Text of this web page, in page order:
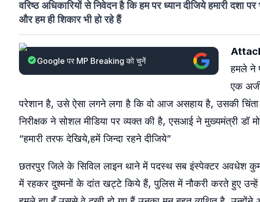
वरिष्ठ अधिकारियों से निवेदन है कि हम पर ध्यान दीजिये हमारी
और हम ही शिकार भी हो रहे हैं
Google पर MP Breaking को चुनें
हमले ने
एक
परेशान है, उसे ऐसा लगने लगा है कि वो आज असहाय है, उसकी
निरीक्षक ने सोशल मीडिया पर व्यक्त की है, एसआई ने मुख्यमंत्री
“हमारी तरफ देखिये,हमें जिन्दा रहने दीजिये”
छतरपुर जिले के सिविल लाइन थाने में पदस्थ सब इंस्पेक्टर अवधेश
में रहकर दुश्मनों के दांत खट्टे किये हैं, पुलिस में नौकरी करते हुए